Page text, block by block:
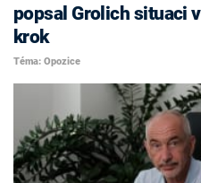
popsal Grolich situaci
krok
Téma: Opozice